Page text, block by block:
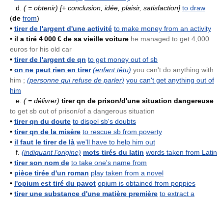
d. ( = obtenir) [+ conclusion, idée, plaisir, satisfaction] to draw
(de from)
• tirer de l'argent d'une activité to make money from an activity
• il a tiré 4 000 € de sa vieille voiture he managed to get 4,000
euros for his old car
• tirer de l'argent de qn to get money out of sb
• on ne peut rien en tirer (enfant têtu) you can't do anything with
him ; (personne qui refuse de parler) you can't get anything out of
him
e. ( = délivrer) tirer qn de prison/d'une situation dangereuse
to get sb out of prison/of a dangerous situation
• tirer qn du doute to dispel sb's doubts
• tirer qn de la misère to rescue sb from poverty
• il faut le tirer de là we'll have to help him out
f. (indiquant l'origine) mots tirés du latin words taken from Latin
• tirer son nom de to take one's name from
• pièce tirée d'un roman play taken from a novel
• l'opium est tiré du pavot opium is obtained from poppies
• tirer une substance d'une matière première to extract a